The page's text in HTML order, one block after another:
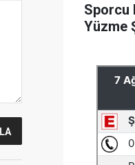
Sporcu
Yüzme